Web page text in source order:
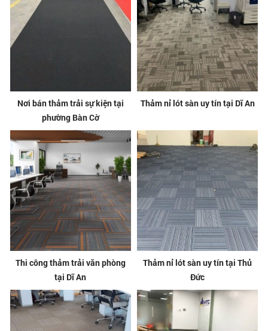
Nơi bán thảm trải sự kiện tại
phường Bàn Cờ
Thảm nỉ lót sàn uy tín tại Dĩ An
Thi công thảm trải văn phòng
tại Dĩ An
Thảm nỉ lót sàn uy tín tại Thủ
Đức